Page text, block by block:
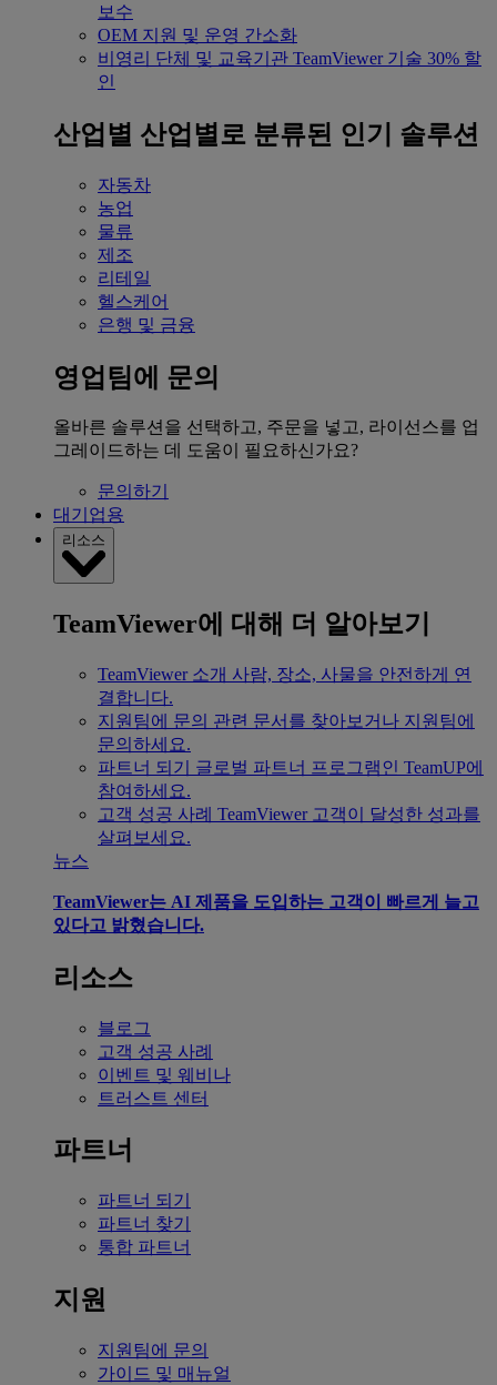
보수
OEM 지원 및 운영 간소화
비영리 단체 및 교육기관 TeamViewer 기술 30% 할
인
산업별 산업별로 분류된 인기 솔루션
자동차
농업
물류
제조
리테일
헬스케어
은행 및 금융
영업팀에 문의
올바른 솔루션을 선택하고, 주문을 넣고, 라이선스를 업
그레이드하는 데 도움이 필요하신가요?
문의하기
대기업용
리소스
TeamViewer에 대해 더 알아보기
TeamViewer 소개 사람, 장소, 사물을 안전하게 연
결합니다.
지원팀에 문의 관련 문서를 찾아보거나 지원팀에
문의하세요.
파트너 되기
글로벌 파트너 프로그램인 TeamUP에
참여하세요.
고객 성공 사례 TeamViewer 고객이 달성한 성과를
살펴보세요.
뉴스
TeamViewer는 AI 제품을 도입하는 고객이 빠르게 늘고
있다고 밝혔습니다.
리소스
블로그
고객 성공 사례
이벤트 및 웨비나
트러스트 센터
파트너
파트너 되기
파트너 찾기
통합 파트너
지원
지원팀에 문의
가이드 및 매뉴얼